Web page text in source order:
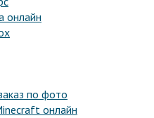
онлайн
по фото
онлайн